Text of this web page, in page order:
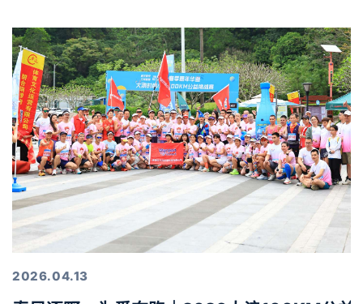
2026.04.13